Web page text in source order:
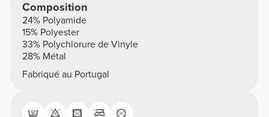
Composition
24% Polyamide
15% Polyester
33% Polychlorure de Vinyle
28% Métal
Fabriqué au Portugal